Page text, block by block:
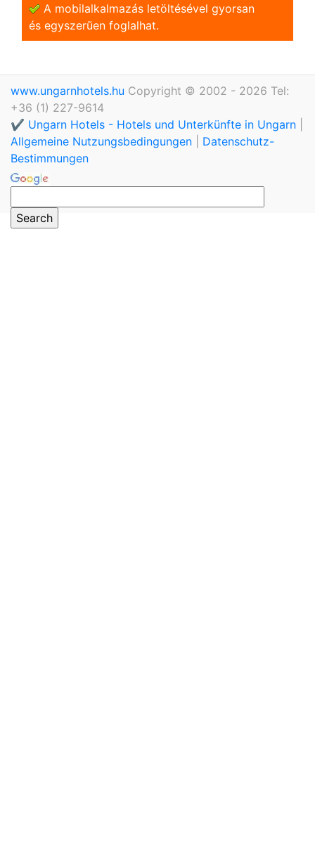
A mobilalkalmazás letöltésével gyorsan
és egyszerũen foglalhat.
www.ungarnhotels.hu Copyright © 2002 - 2026 Tel:
+36 (1) 227-9614
✔️ Ungarn Hotels - Hotels und Unterkünfte in Ungarn
Allgemeine Nutzungsbedingungen
Datenschutz-
Bestimmungen